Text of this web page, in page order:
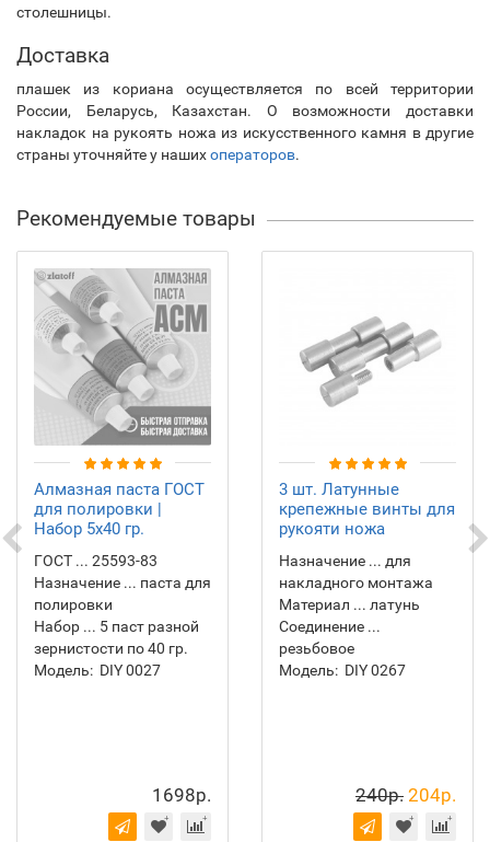
столешницы.
Доставка
плашек из кориана осуществляется по всей территории
России, Беларусь, Казахстан. О возможности доставки
накладок на рукоять ножа из искусственного камня в другие
страны уточняйте у нашихоператоров.
Рекомендуемые товары
Алмазная паста ГОСТ
для полировки |
Набор 5х40 гр.
ГОСТ ... 25593-83
Назначение ... паста для
полировки
Набор ... 5 паст разной
зернистости по 40 гр.
Модель: DIY 0027
1698р.
3 шт. Латунные
крепежные винты для
рукояти ножа
Назначение ... для
накладного монтажа
Материал ... латунь
Соединение ...
резьбовое
Модель: DIY 0267
240р. 204р.